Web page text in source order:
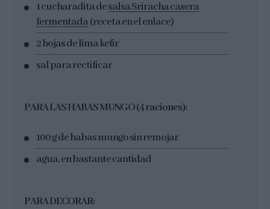
1 cucharadita desalsa Sriracha casera
fermentada(receta en el enlace)
2 hojas de lima kefir
sal para rectificar
PARA LAS HABAS MUNGO (4 raciones):
100 g de habas mungo sin remojar
agua, en bastante cantidad
PARA DECORAR: